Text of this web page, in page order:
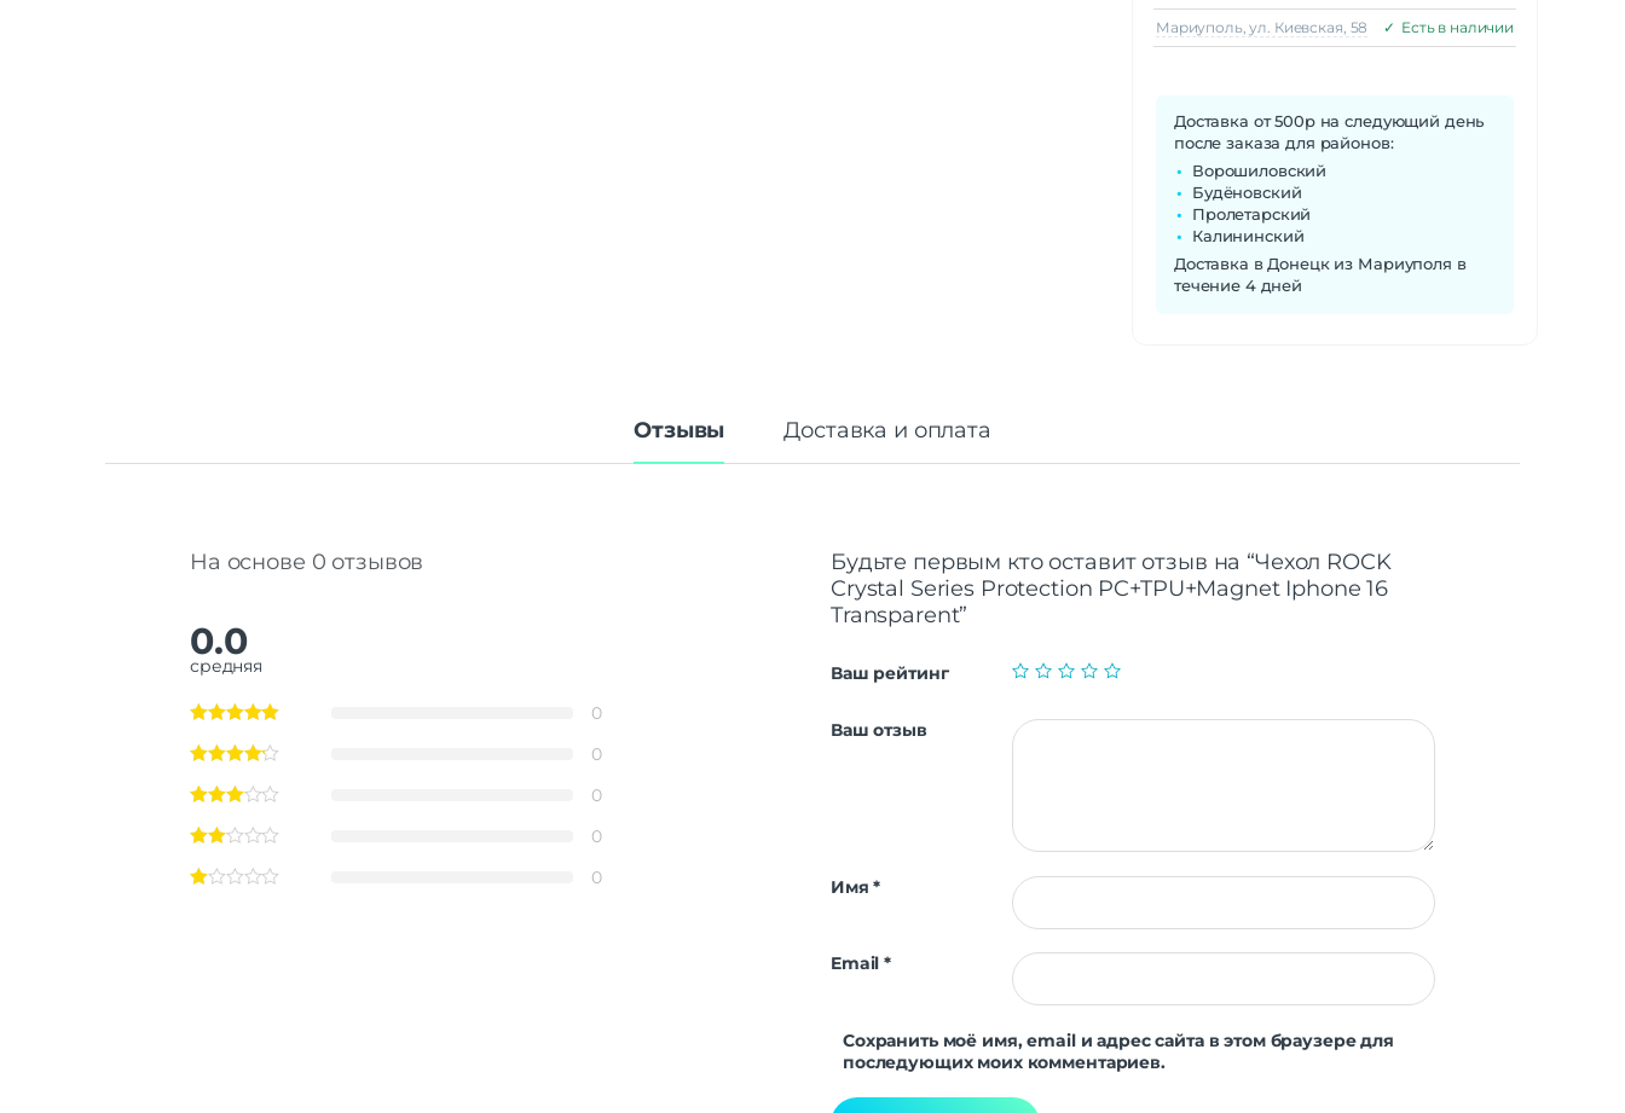
Мариуполь, ул. Киевская, 58 ✓ Есть в наличии
Доставка от 500р на следующий день
после заказа для районов:
Ворошиловский
Будёновский
Пролетарский
Калининский
Доставка в Донецк из Мариуполя в
течение 4 дней
Отзывы Доставка и оплата
На основе 0 отзывов
0.0
средняя
0
0
0
0
0
Будьте первым кто оставит отзыв на “Чехол ROCK
Crystal Series Protection PC+TPU+Magnet Iphone 16
Transparent”
Ваш рейтинг
Ваш отзыв
Имя*
Email*
Сохранить моё имя, email и адрес сайта в этом браузере для
последующих моих комментариев.